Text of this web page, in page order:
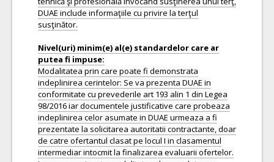
Nivel(uri) minim(e) al(e) standardelor care ar
Modalitatea prin care poate fi demonstrata
indeplinirea cerintelor: Se va prezenta DUAE in
conformitate cu prevederile art 193 alin 1 din Legea
98/2016 iar documentele justificative care probeaza
indeplinirea celor asumate in DUAE urmeaza a fi
prezentate la solicitarea autoritatii contractante, doar
de catre ofertantul clasat pe locul I in clasamentul
intermediar intocmit la finalizarea evaluarii ofertelor.